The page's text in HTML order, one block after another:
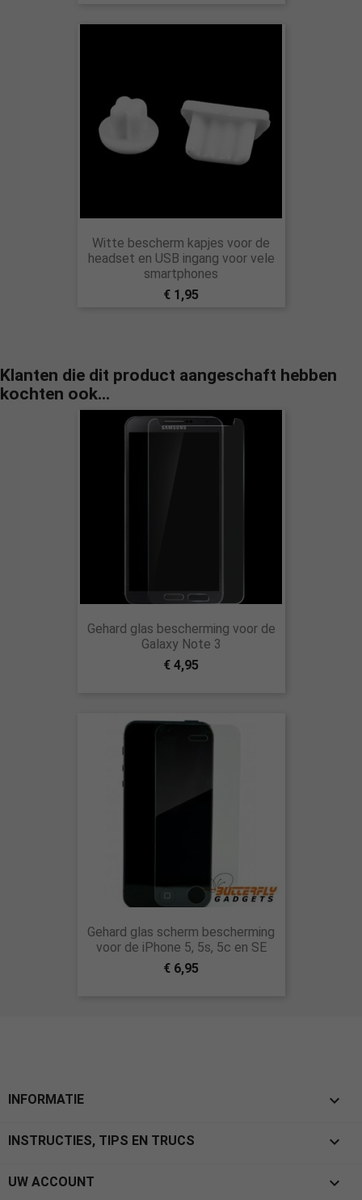
Witte bescherm kapjes voor de
headset en USB ingang voor vele
smartphones
€ 1,95
Klanten die dit product aangeschaft hebben
kochten ook...
Gehard glas bescherming voor de
Galaxy Note 3
€ 4,95
Gehard glas scherm bescherming
voor de iPhone 5, 5s, 5c en SE
€ 6,95
INFORMATIE 
INSTRUCTIES, TIPS EN TRUCS 
UW ACCOUNT 